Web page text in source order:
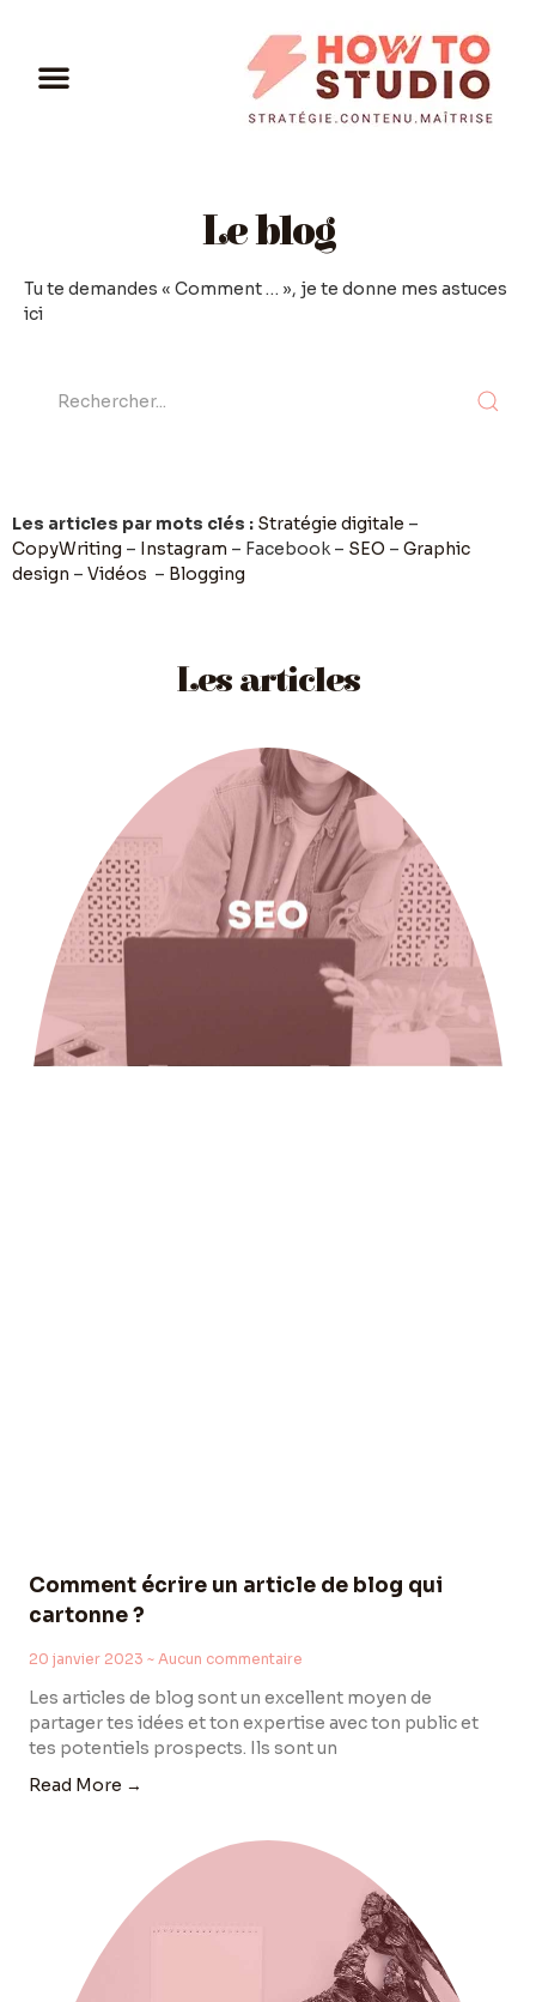
Le blog
Tu te demandes « Comment … », je te donne mes astuces
ici
Les articles par mots clés : Stratégie digitale –
CopyWriting – Instagram – Facebook – SEO – Graphic
design – Vidéos – Blogging
Les articles
Comment écrire un article de blog qui
cartonne ?
20 janvier 2023 Aucun commentaire
Les articles de blog sont un excellent moyen de
partager tes idées et ton expertise avec ton public et
tes potentiels prospects. Ils sont un
Read More →